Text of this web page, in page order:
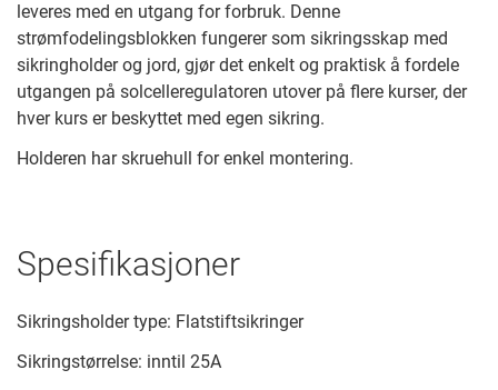
leveres med en utgang for forbruk. Denne
strømfodelingsblokken fungerer som sikringsskap med
sikringholder og jord, gjør det enkelt og praktisk å fordele
utgangen på solcelleregulatoren utover på flere kurser, der
hver kurs er beskyttet med egen sikring.
Holderen har skruehull for enkel montering.
Spesifikasjoner
Sikringsholder type: Flatstiftsikringer
Sikringstørrelse: inntil 25A